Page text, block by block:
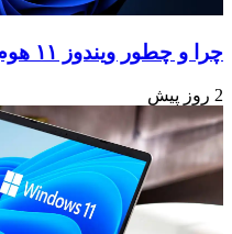
چرا و چطور ویندوز ۱۱ هوم رو به پرو آپگرید کنیم؟
2 روز پیش